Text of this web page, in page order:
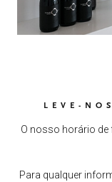
LEVE-
O nosso horário de
Para qualquer